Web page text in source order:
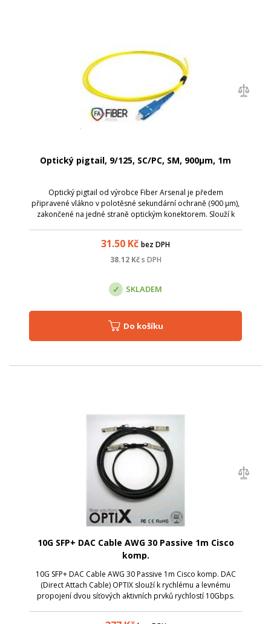
Optický pigtail, 9/125, SC/PC, SM, 900µm, 1m
Optický pigtail od výrobce Fiber Arsenal je předem
připravené vlákno v polotěsné sekundární ochraně (900 µm),
zakončené na jedné straně optickým konektorem. Slouží k
31.50 Kč bez DPH
38.12Kč s DPH
SKLADEM
Do košíku
10G SFP+ DAC Cable AWG 30 Passive 1m Cisco
komp.
10G SFP+ DAC Cable AWG 30 Passive 1m Cisco komp. DAC
(Direct Attach Cable) OPTIX slouží k rychlému a levnému
propojení dvou síťových aktivních prvků rychlostí 10Gbps.